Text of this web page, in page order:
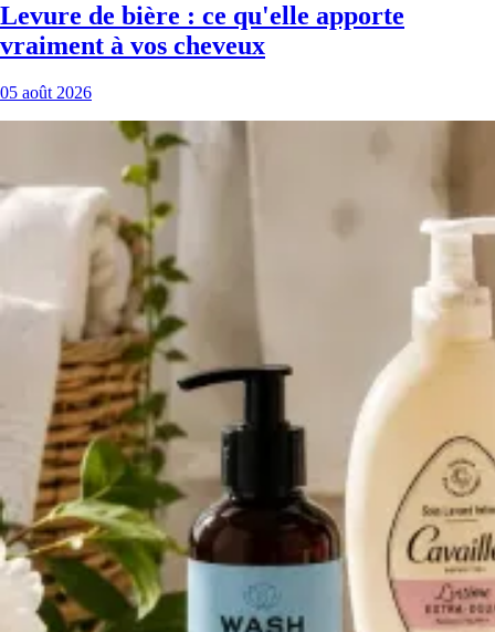
Levure de bière : ce qu'elle apporte
vraiment à vos cheveux
05 août 2026